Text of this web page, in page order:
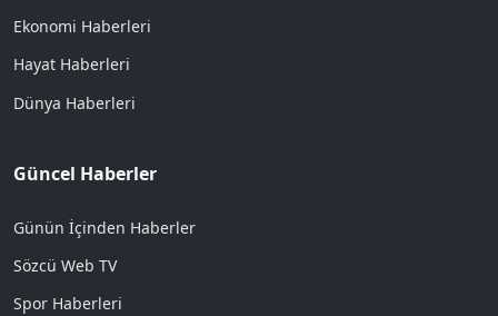
Ekonomi Haberleri
Hayat Haberleri
Dünya Haberleri
Güncel Haberler
Günün İçinden Haberler
Sözcü Web TV
Spor Haberleri